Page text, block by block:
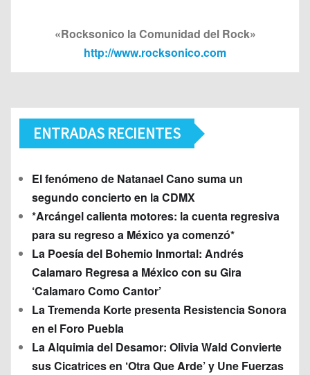
«Rocksonico la Comunidad del Rock»
http://www.rocksonico.com
ENTRADAS RECIENTES
El fenómeno de Natanael Cano suma un
segundo concierto en la CDMX
*Arcángel calienta motores: la cuenta regresiva
para su regreso a México ya comenzó*
La Poesía del Bohemio Inmortal: Andrés
Calamaro Regresa a México con su Gira
‘Calamaro Como Cantor’
La Tremenda Korte presenta Resistencia Sonora
en el Foro Puebla
La Alquimia del Desamor: Olivia Wald Convierte
sus Cicatrices en ‘Otra Que Arde’ y Une Fuerzas